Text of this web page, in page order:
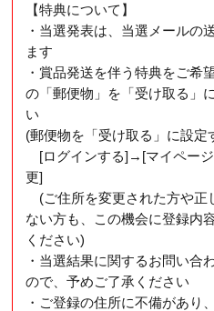
【特典について】
・当選発表は、当選メールの
ます
・賞品発送を伴う特典をご希
の「郵便物」を「受け取る」
い
(郵便物を「受け取る」に設定
[ログインする]→[マイペー
更]
(ご住所を変更された方や正
ない方も、この機会に登録内
ください)
・当選結果に関するお問い合
ので、予めご了承ください
・ご登録の住所に不備があり